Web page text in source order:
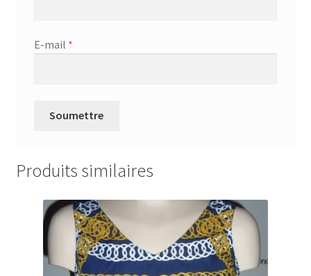
E-mail *
Produits similaires